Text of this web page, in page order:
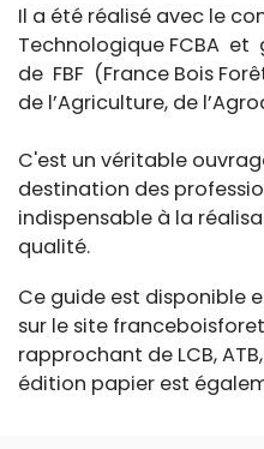
Il a été réalisé avec le
Technologique FCBA
de FBF (France Bois
de l’Agriculture, de
C'est un véritable
destination des
indispensable à la
qualité.
Ce guide est disponible
sur le site
rapprochant de LCB, ATB,
édition papier est